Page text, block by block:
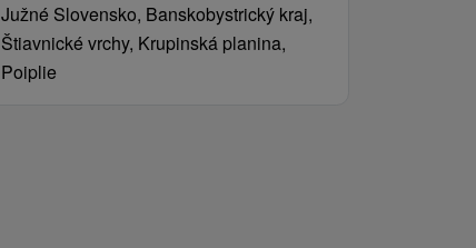
Južné Slovensko, Banskobystrický kraj,
Štiavnické vrchy, Krupinská planina,
Poiplie